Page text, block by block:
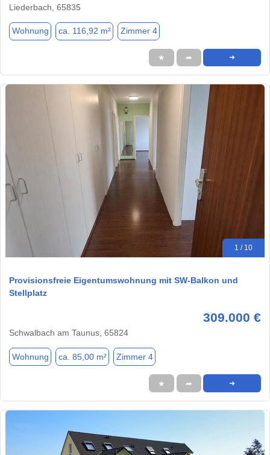
Liederbach, 65835
Wohnung ca. 116,92 m² Zimmer 4
★ ➦ ➜
1 / 10
Provisionsfreie Eigentumswohnung mit SW-Balkon und
Stellplatz
309.000 €
Schwalbach am Taunus, 65824
Wohnung ca. 85,00 m² Zimmer 4
★ ➦ ➜